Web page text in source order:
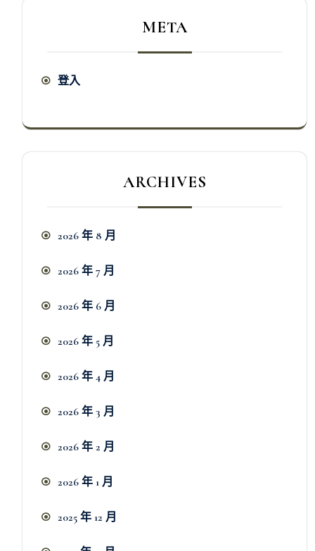
META
登入
ARCHIVES
2026 年 8 月
2026 年 7 月
2026 年 6 月
2026 年 5 月
2026 年 4 月
2026 年 3 月
2026 年 2 月
2026 年 1 月
2025 年 12 月